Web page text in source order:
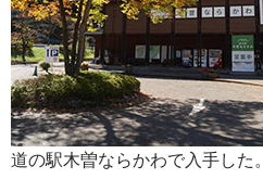
道の駅木曽ならかわで入手した。